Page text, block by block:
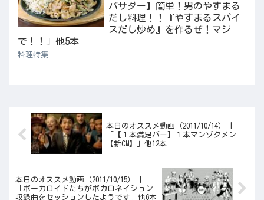
バサダー】簡単！男のやすまる
だし料理！！『やすまるスパイ
スだし炒め』を作るぜ！マジ
で！！」他5本
料理特集
本日のオススメ動画（2011/10/14） |
「【１本満足バー】１本マンゾクメン
【新CM】」他12本
本日のオススメ動画（2011/10/15） |
「ボーカロイドたちがボカロネイション
収録曲をセッションしたようです」他6本